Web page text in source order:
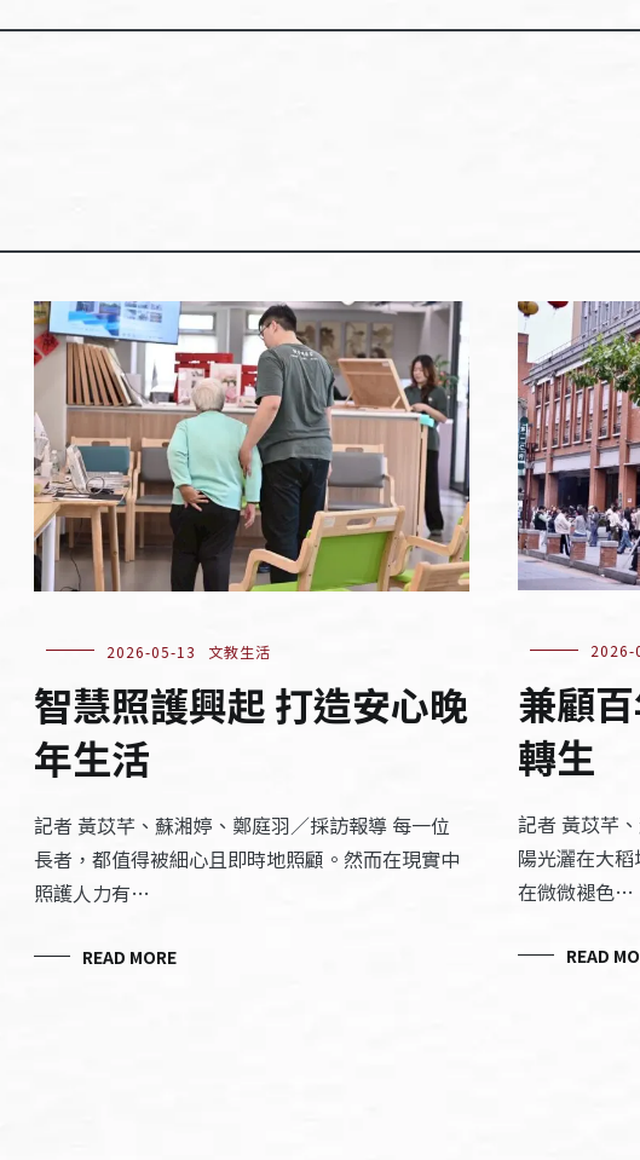
2026-05-13 文教生活
智慧照護興起 打造安心晚
年生活
記者 黃苡芊、蘇湘婷、鄭庭羽／採訪報導 每一位
長者，都值得被細心且即時地照顧。然而在現實中
照護人力有…
READ MORE
2026-
兼顧
轉生
記者 黃苡芊
陽光灑在大
在微微褪色…
READ